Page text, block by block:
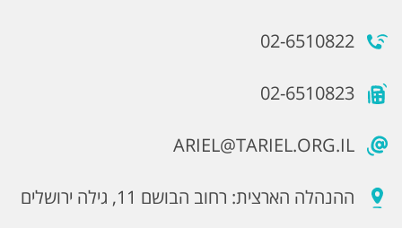
02-6510822
02-6510823
ARIEL@TARIEL.ORG.IL
ההנהלה הארצית: רחוב הבושם 11, גילה ירושלים